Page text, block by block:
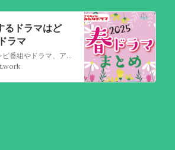
るドラマはど
ラマ
猫好き父さんがテレビ番組やドラマ、アニメ、特撮ヒーロー,そしてダイエットについて書いたブログです。